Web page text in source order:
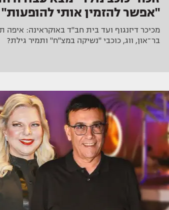
"אפשר להזמין אותי להופעות"
מכיכר דיזנגוף ועד בית חב"ד באוקראינה: איפה
בר־און, ווג, כוכבי "נשיקה במצ"ח" ותמיר גילת?